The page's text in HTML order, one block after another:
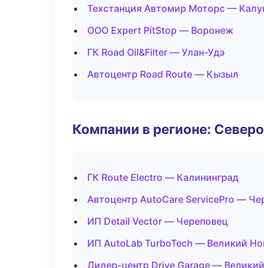
Техстанция Автомир Моторс —
ООО Expert PitStop — Воронеж
ГК Road Oil&Filter — Улан-Удэ
Автоцентр Road Route — Кызыл
Компании в регионе:
ГК Route Electro — Калининград
Автоцентр AutoCare ServicePro —
ИП Detail Vector — Череповец
ИП AutoLab TurboTech — Великий
Дилер-центр Drive Garage —